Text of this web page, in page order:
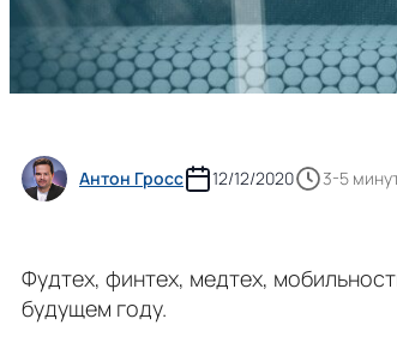
Антон Гросс 12/12/2020 3-5
Фудтех, финтех, медтех,
будущем году.